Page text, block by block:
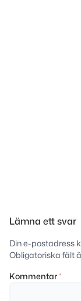
Lämna ett svar
Din e-postadress
Obligatoriska fält
Kommentar*